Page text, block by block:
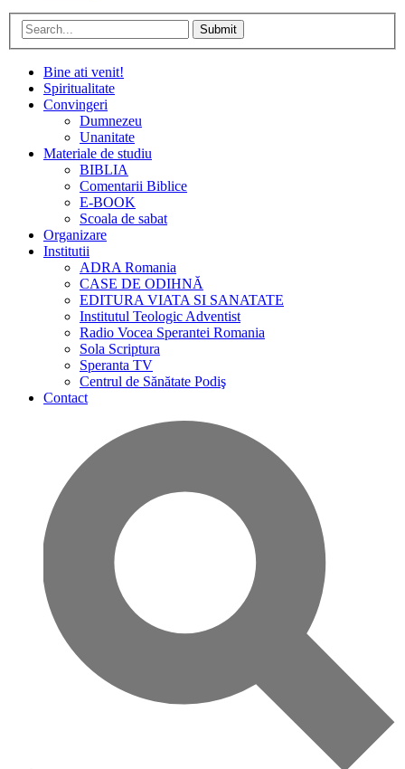
Submit
Bine ati venit!
Spiritualitate
Convingeri
Dumnezeu
Unanitate
Materiale de studiu
BIBLIA
Comentarii Biblice
E-BOOK
Scoala de sabat
Organizare
Institutii
ADRA Romania
CASE DE ODIHNĂ
EDITURA VIATA SI SANATATE
Institutul Teologic Adventist
Radio Vocea Sperantei Romania
Sola Scriptura
Speranta TV
Centrul de Sănătate Podiş
Contact